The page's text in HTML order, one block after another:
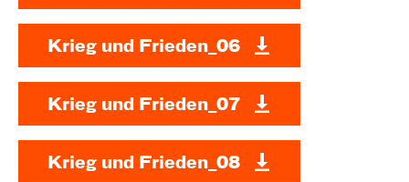
Krieg und Frieden_06
Krieg und Frieden_07
Krieg und Frieden_08